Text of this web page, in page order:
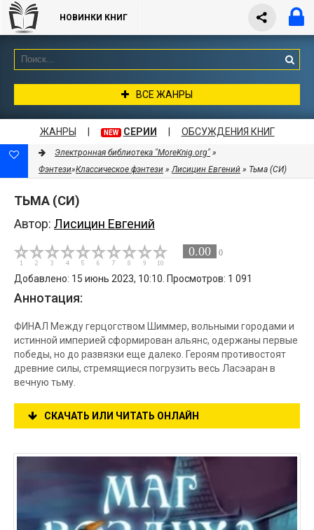
НОВИНКИ КНИГ
ВСЕ ЖАНРЫ
ЖАНРЫ NEW СЕРИИ ОБСУЖДЕНИЯ КНИГ
Электронная библиотека "MoreKnig.org" »
Фэнтези»Классическое фэнтези »Лисицин Евгений » Тьма (СИ)
ТЬМА (СИ)
Автор: Лисицин Евгений
0.00 0
Добавлено: 15 июнь 2023, 10:10. Просмотров: 1 091
Аннотация:
ФИНАЛ Между герцогством Шиммер, вольными городами и
истинной империей сформирован альянс, одержаны первые
победы, но до развязки еще далеко. Героям противостоят
древние силы, стремящиеся погрузить весь Ласэаран в
вечную тьму.
СКАЧАТЬ ИЛИ ЧИТАТЬ ОНЛАЙН